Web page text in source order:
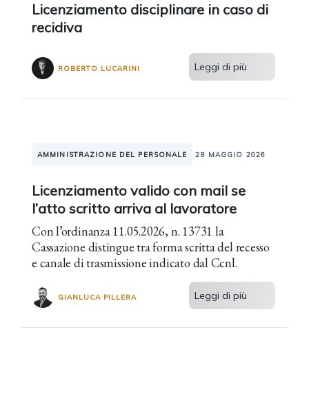
Licenziamento disciplinare in caso di
recidiva
ROBERTO LUCARINI Leggi di più
AMMINISTRAZIONE DEL PERSONALE 28 MAGGIO 2026
Licenziamento valido con mail se
l’atto scritto arriva al lavoratore
Con l’ordinanza 11.05.2026, n. 13731 la
Cassazione distingue tra forma scritta del recesso
e canale di trasmissione indicato dal Ccnl.
GIANLUCA PILLERA Leggi di più